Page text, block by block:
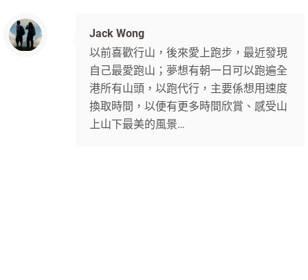
Jack Wong
以前喜歡行山，後來愛上跑步，最近發現
自己最愛跑山；夢想有朝一日可以跑遍全
港所有山頭，以跑代行，主要係想用速度
換取時間，以便有更多時間欣賞、感受山
上山下最美的風景…